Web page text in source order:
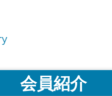
会員紹介